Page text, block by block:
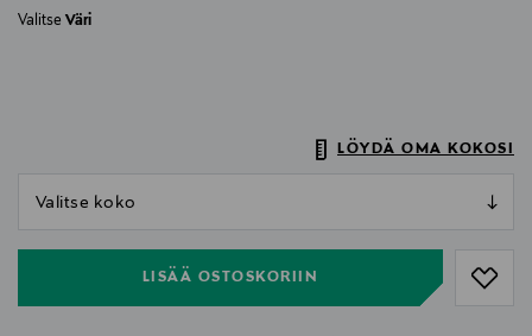
Valitse Väri
LÖYDÄ OMA KOKOSI
LISÄÄ OSTOSKORIIN